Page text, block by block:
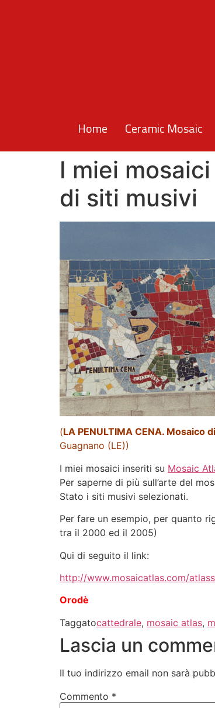
Home Ceramic Mosaic
I miei
di siti musivi
(LA PENULTIMA CENA.
Guagnano (LE))
I miei mosaici inseriti su Mosaic
Per saperne di più sull’arte del
Stato i siti musivi selezionati.
Per fare un esempio, per quanto
tra il 2000 ed il 2005)
Qui di seguito il link:
http://www.mosaicatlas.com/
Orodè
Taggatocattedrale, mosaic atlas,
Lascia un
Il tuo indirizzo email non sarà
Commento *